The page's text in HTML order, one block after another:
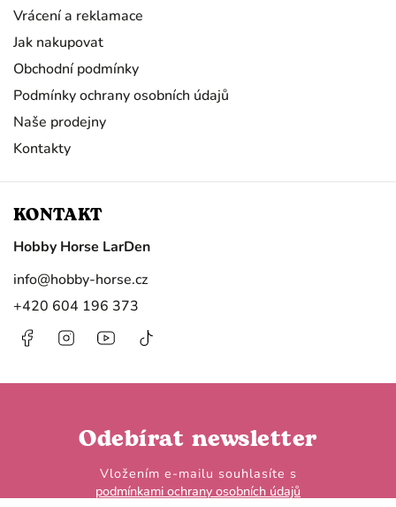
Odebírat newsletter
Vložením e-mailu souhlasíte s
podmínkami ochrany osobních údajů
Vrácení a reklamace
Jak nakupovat
Obchodní podmínky
Podmínky ochrany osobních údajů
Naše prodejny
Kontakty
KONTAKT
Hobby Horse LarDen
info@hobby-horse.cz
+420 604 196 373
FacebookInstagramhttps://www.youtube.com/